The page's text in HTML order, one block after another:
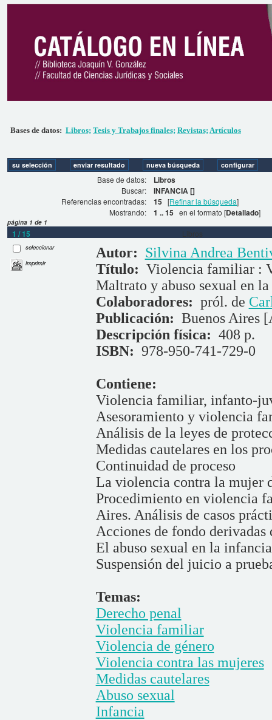
Bases de datos: Libros; Tesis y Trabajos finales; Revistas;Artículos
Base de datos: Libros
Buscar: INFANCIA []
Referencias encontradas: 15 [Refinar la búsqueda]
Mostrando:
1 .. 15 en el formato [Detallado]
página 1 de 1
1 / 15 Libros
seleccionar
imprimir
Autor: Silvina Andrea
Título: Violencia familiar :
Maltrato y abuso sexual en
Colaboradores: pról. de
Publicación: Buenos Aires
Descripción física: 408 p.
ISBN: 978-950-741-729-0
Contiene:
Violencia familiar, infanto-
Asesoramiento y violencia
Análisis de la leyes de
Medidas cautelares en los
Continuidad de proceso
La violencia contra la mujer
Procedimiento en violencia
Aires. Análisis de casos
Acciones de fondo
El abuso sexual en la infancia
Suspensión del juicio a
Temas:
Derecho penal
Violencia familiar
Violencia de género
Violencia contra las mujeres
Medidas cautelares
Abuso sexual
Infancia